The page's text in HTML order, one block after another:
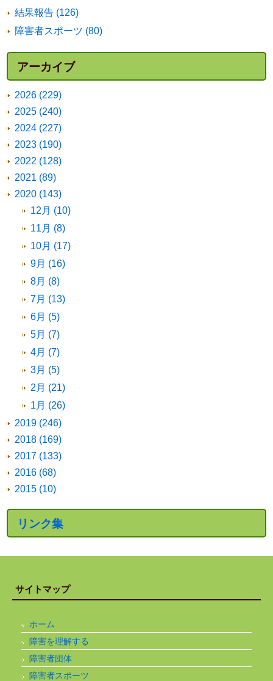
結果報告 (126)
障害者スポーツ (80)
アーカイブ
2026 (229)
2025 (240)
2024 (227)
2023 (190)
2022 (128)
2021 (89)
2020 (143)
12月 (10)
11月 (8)
10月 (17)
9月 (16)
8月 (8)
7月 (13)
6月 (5)
5月 (7)
4月 (7)
3月 (5)
2月 (21)
1月 (26)
2019 (246)
2018 (169)
2017 (133)
2016 (68)
2015 (10)
リンク集
サイトマップ
ホーム
障害を理解する
障害者団体
障害者スポーツ